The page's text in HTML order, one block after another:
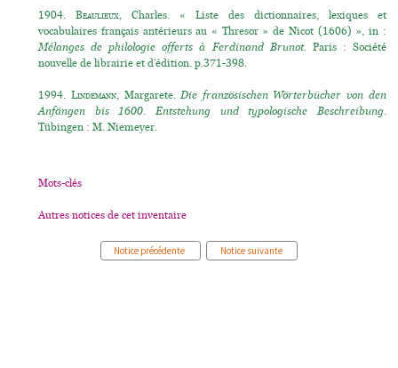
1904.Beaulieux, Charles. « Liste des dictionnaires, lexiques et
vocabulaires français antérieurs au « Thresor » de Nicot (1606) », in :
Mélanges de philologie offerts à Ferdinand Brunot. Paris : Société
nouvelle de librairie et d’édition. p.371-398.
1994.Lindemann, Margarete.Die französischen Wörterbücher von den
Anfängen bis 1600. Entstehung und typologische Beschreibung.
Tübingen : M. Niemeyer.
Mots-clés
Autres notices de cet inventaire
Notice précédente Notice suivante